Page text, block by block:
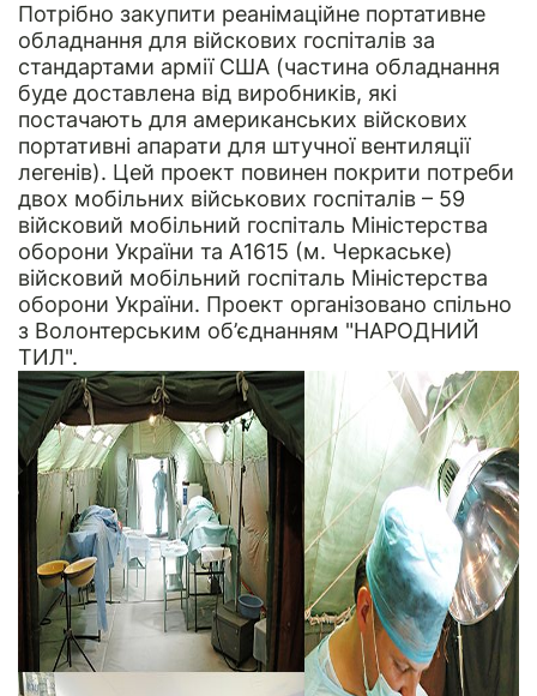
Потрібно закупити реанімаційне портативне
обладнання для війскових госпіталів за
стандартами армії США (частина обладнання
буде доставлена від виробників, які
постачають для американських війскових
портативні апарати для штучної вентиляції
легенів). Цей проект повинен покрити потреби
двох мобільних військових госпіталів – 59
війсковий мобільний госпіталь Міністерства
оборони України та А1615 (м. Черкаське)
війсковий мобільний госпіталь Міністерства
оборони України. Проект організовано спільно
з Волонтерським об’єднанням "НАРОДНИЙ
ТИЛ".